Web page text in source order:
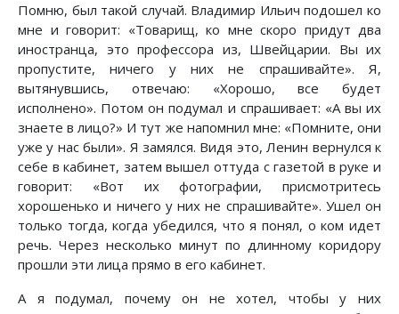
Помню, был такой случай. Владимир Ильич подошел ко
мне и говорит: «Товарищ, ко мне скоро придут два
иностранца, это профессора из, Швейцарии. Вы их
пропустите, ничего у них не спрашивайте». Я,
вытянувшись, отвечаю: «Хорошо, все будет
исполнено». Потом он подумал и спрашивает: «А вы их
знаете в лицо?» И тут же напомнил мне: «Помните, они
уже у нас были». Я замялся. Видя это, Ленин вернулся к
себе в кабинет, затем вышел оттуда с газетой в руке и
говорит: «Вот их фотографии, присмотритесь
хорошенько и ничего у них не спрашивайте». Ушел он
только тогда, когда убедился, что я понял, о ком идет
речь. Через несколько минут по длинному коридору
прошли эти лица прямо в его кабинет.
А я подумал, почему он не хотел, чтобы у них